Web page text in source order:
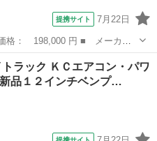
提携サイト 7月22日
ラック ■ グレード名： Ｋ
テ ４ＷＤ車 ■ 排気量：
ラック ＫＣエアコン・パワ
１２インチベンプ…